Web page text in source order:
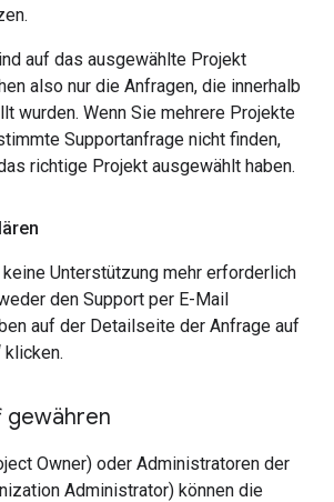
auf das ausgewählte Projekt
also nur die Anfragen, die innerhalb
wurden. Wenn Sie mehrere Projekte
Supportanfrage nicht finden,
richtige Projekt ausgewählt haben.
Unterstützung mehr erforderlich
den Support per E-Mail
auf der Detailseite der Anfrage auf
klicken.
Owner) oder Administratoren der
Administrator) können die